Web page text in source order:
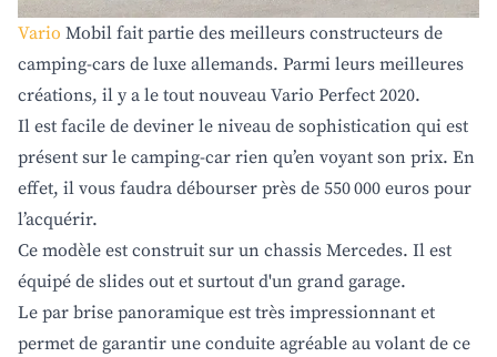
Vario Mobil fait partie des meilleurs constructeurs de
camping-cars de luxe allemands. Parmi leurs meilleures
créations, il y a le tout nouveau Vario Perfect 2020.
Il est facile de deviner le niveau de sophistication qui est
présent sur le camping-car rien qu’en voyant son prix. En
effet, il vous faudra débourser près de 550 000 euros pour
l’acquérir.
Ce modèle est construit sur un chassis Mercedes. Il est
équipé de slides out et surtout d'un grand garage.
Le par brise panoramique est très impressionnant et
permet de garantir une conduite agréable au volant de ce